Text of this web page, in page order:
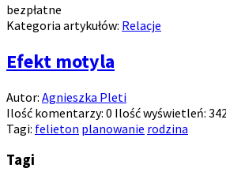
bezpłatne
Kategoria artykułów: Relacje
Efekt motyla
Autor: Agnieszka Pleti
Ilość komentarzy: 0 Ilość wyświetleń:
Tagi: felieton planowanie rodzina
Tagi